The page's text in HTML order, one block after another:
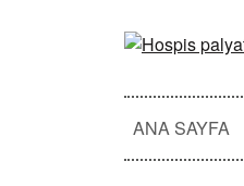
ANA SAYFA